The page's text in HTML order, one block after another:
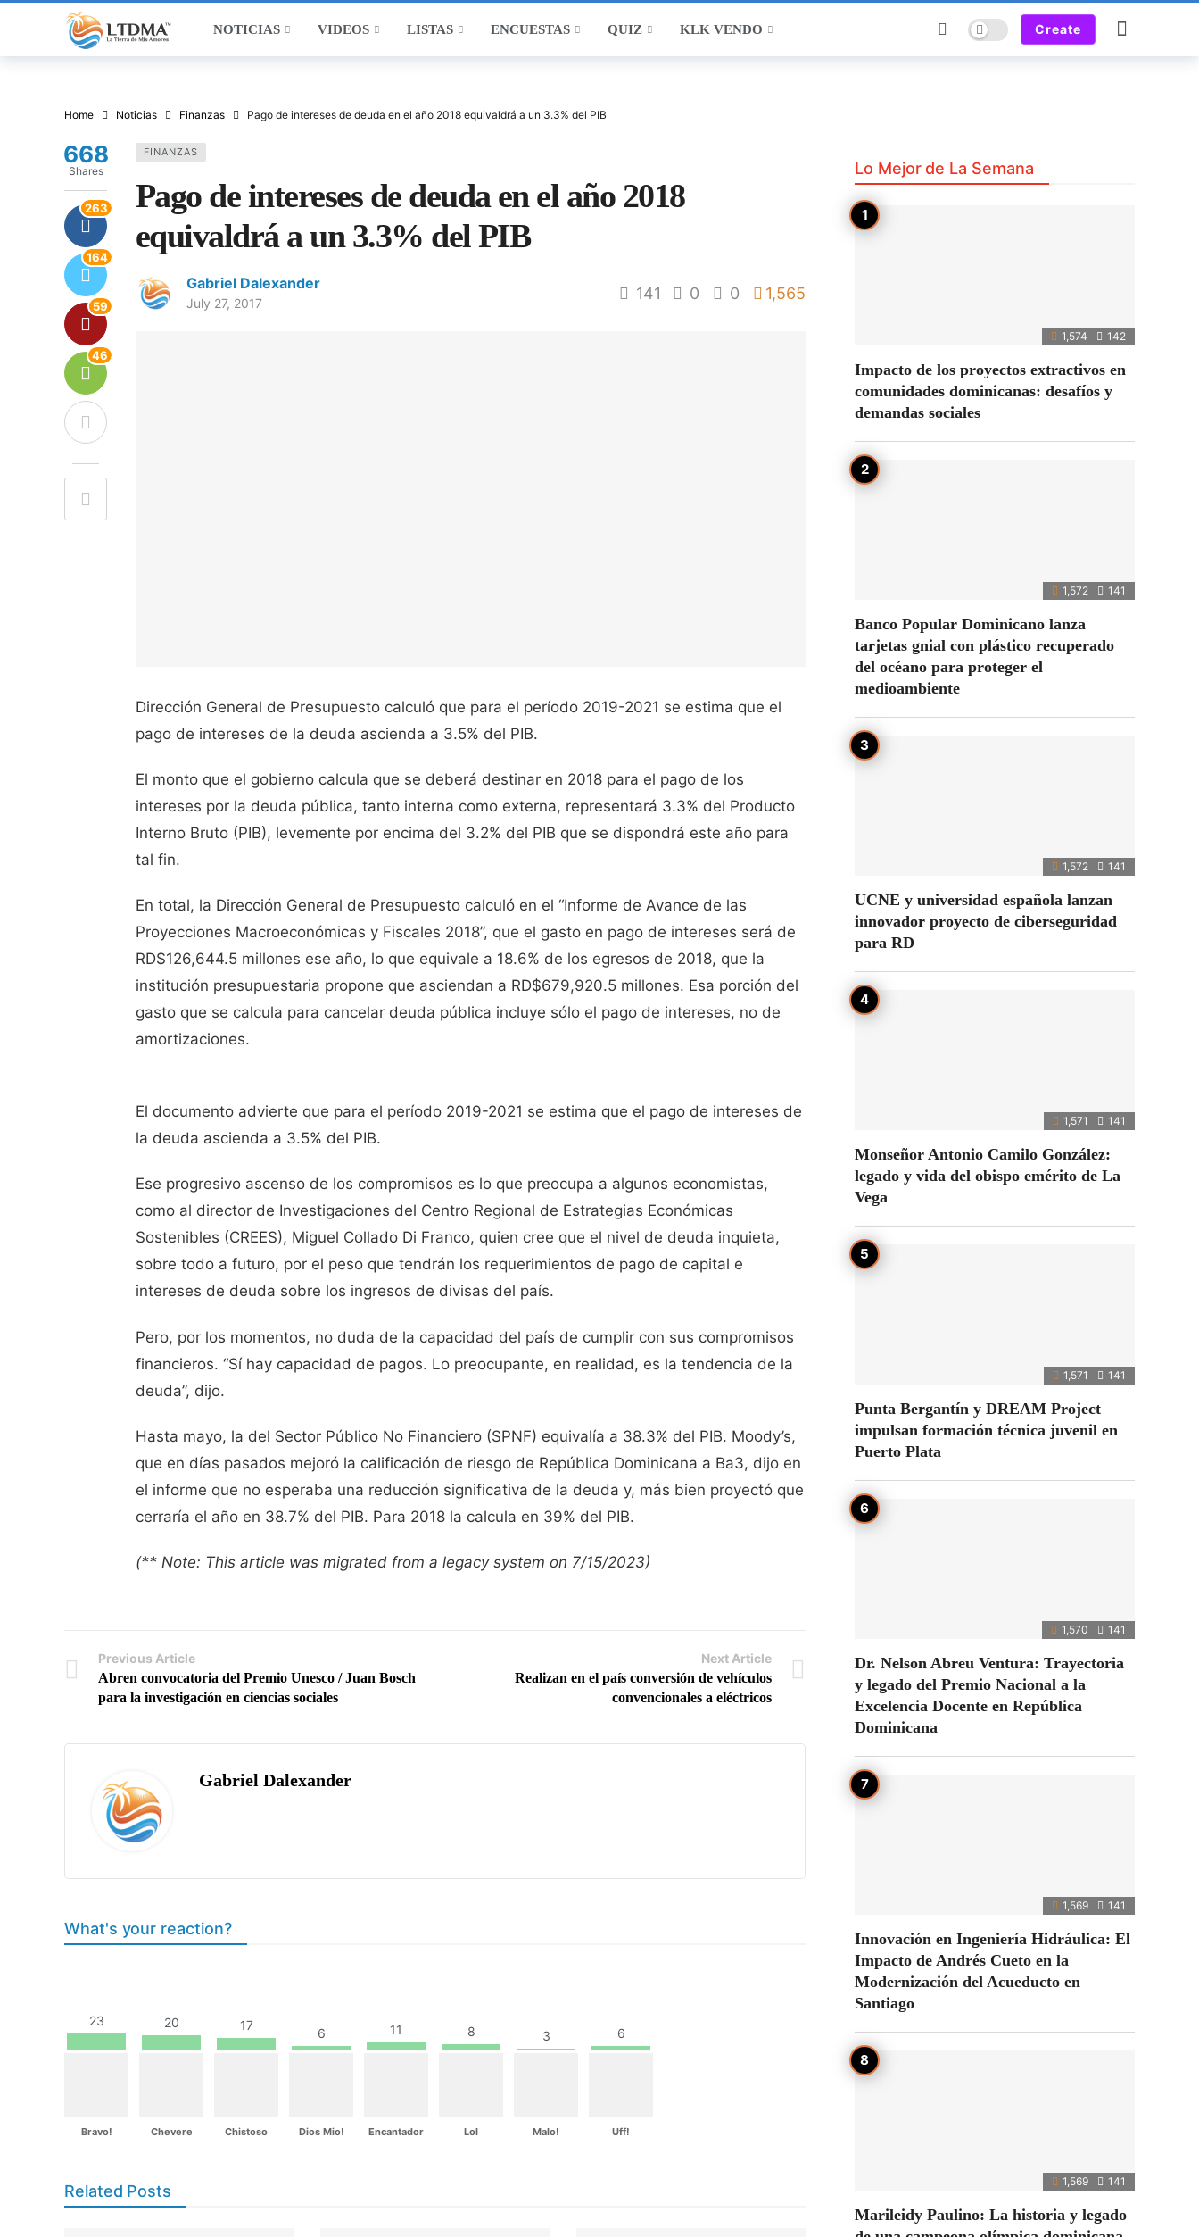
NOTICIAS VIDEOS LISTAS ENCUESTAS QUIZ KLK VENDO Dark mode Create
Home Noticias Finanzas Pago de intereses de deuda en el año 2018 equivaldrá a un 3.3% del PIB
FINANZAS
Pago de intereses de deuda en el año 2018
equivaldrá a un 3.3% del PIB
Gabriel Dalexander
July 27, 2017
141 0 0 1,565
668
Shares
263
164
59
46
Dirección General de Presupuesto calculó que para el período 2019-2021 se estima que el
pago de intereses de la deuda ascienda a 3.5% del PIB.
El monto que el gobierno calcula que se deberá destinar en 2018 para el pago de los
intereses por la deuda pública, tanto interna como externa, representará 3.3% del Producto
Interno Bruto (PIB), levemente por encima del 3.2% del PIB que se dispondrá este año para
tal fin.
En total, la Dirección General de Presupuesto calculó en el “Informe de Avance de las
Proyecciones Macroeconómicas y Fiscales 2018”, que el gasto en pago de intereses será de
RD$126,644.5 millones ese año, lo que equivale a 18.6% de los egresos de 2018, que la
institución presupuestaria propone que asciendan a RD$679,920.5 millones. Esa porción del
gasto que se calcula para cancelar deuda pública incluye sólo el pago de intereses, no de
amortizaciones.
El documento advierte que para el período 2019-2021 se estima que el pago de intereses de
la deuda ascienda a 3.5% del PIB.
Ese progresivo ascenso de los compromisos es lo que preocupa a algunos economistas,
como al director de Investigaciones del Centro Regional de Estrategias Económicas
Sostenibles (CREES), Miguel Collado Di Franco, quien cree que el nivel de deuda inquieta,
sobre todo a futuro, por el peso que tendrán los requerimientos de pago de capital e
intereses de deuda sobre los ingresos de divisas del país.
Pero, por los momentos, no duda de la capacidad del país de cumplir con sus compromisos
financieros. “Sí hay capacidad de pagos. Lo preocupante, en realidad, es la tendencia de la
deuda”, dijo.
Hasta mayo, la del Sector Público No Financiero (SPNF) equivalía a 38.3% del PIB. Moody’s,
que en días pasados mejoró la calificación de riesgo de República Dominicana a Ba3, dijo en
el informe que no esperaba una reducción significativa de la deuda y, más bien proyectó que
cerraría el año en 38.7% del PIB. Para 2018 la calcula en 39% del PIB.
(** Note: This article was migrated from a legacy system on 7/15/2023)
Previous Article
Abren convocatoria del Premio Unesco / Juan Bosch
para la investigación en ciencias sociales
Next Article
Realizan en el país conversión de vehículos
convencionales a eléctricos
Gabriel Dalexander
What's your reaction?
23
Bravo!
20
Chevere
17
Chistoso
6
Dios Mio!
11
Encantador
8
Lol
3
Malo!
6
Uff!
Related Posts
Lo Mejor de La Semana
1,574 142
Impacto de los proyectos extractivos en
comunidades dominicanas: desafíos y
demandas sociales
1,572 141
Banco Popular Dominicano lanza
tarjetas gnial con plástico recuperado
del océano para proteger el
medioambiente
1,572 141
UCNE y universidad española lanzan
innovador proyecto de ciberseguridad
para RD
1,571 141
Monseñor Antonio Camilo González:
legado y vida del obispo emérito de La
Vega
1,571 141
Punta Bergantín y DREAM Project
impulsan formación técnica juvenil en
Puerto Plata
1,570 141
Dr. Nelson Abreu Ventura: Trayectoria
y legado del Premio Nacional a la
Excelencia Docente en República
Dominicana
1,569 141
Innovación en Ingeniería Hidráulica: El
Impacto de Andrés Cueto en la
Modernización del Acueducto en
Santiago
1,569 141
Marileidy Paulino: La historia y legado